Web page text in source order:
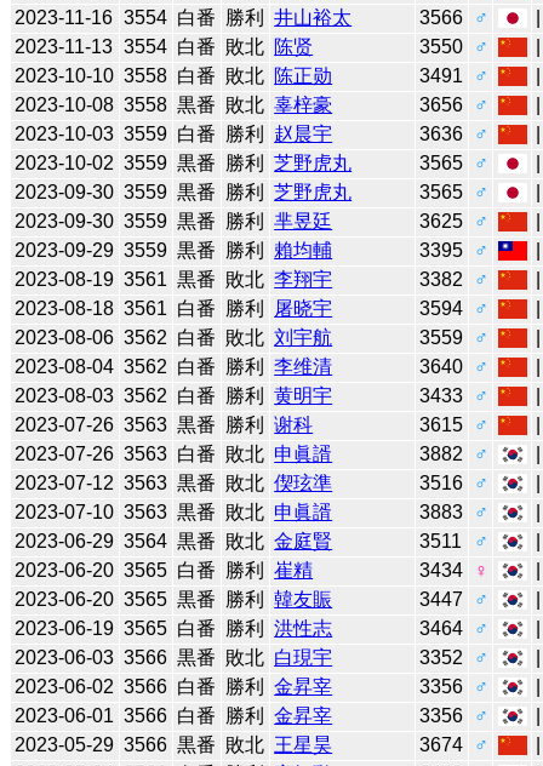
2023-11-16 3554 白番 勝利 井山裕太 3566 ♂
2023-11-13 3554 白番 敗北 陈贤 3550 ♂
2023-10-10 3558 白番 敗北 陈正勋 3491 ♂
2023-10-08 3558 黒番 敗北 辜梓豪 3656 ♂
2023-10-03 3559 白番 勝利 赵晨宇 3636 ♂
2023-10-02 3559 黒番 勝利 芝野虎丸 3565 ♂
2023-09-30 3559 黒番 勝利 芝野虎丸 3565 ♂
2023-09-30 3559 黒番 勝利 芈昱廷 3625 ♂
2023-09-29 3559 黒番 勝利 賴均輔 3395 ♂
2023-08-19 3561 黒番 敗北 李翔宇 3382 ♂
2023-08-18 3561 白番 勝利 屠晓宇 3594 ♂
2023-08-06 3562 白番 敗北 刘宇航 3559 ♂
2023-08-04 3562 白番 勝利 李维清 3640 ♂
2023-08-03 3562 白番 勝利 黄明宇 3433 ♂
2023-07-26 3563 黒番 勝利 谢科 3615 ♂
2023-07-26 3563 白番 敗北 申眞諝 3882 ♂
2023-07-12 3563 黒番 敗北 偰玹準 3516 ♂
2023-07-10 3563 黒番 敗北 申眞諝 3883 ♂
2023-06-29 3564 黒番 敗北 金庭賢 3511 ♂
2023-06-20 3565 白番 勝利 崔精 3434 ♀
2023-06-20 3565 黒番 勝利 韓友賑 3447 ♂
2023-06-19 3565 白番 勝利 洪性志 3464 ♂
2023-06-03 3566 黒番 敗北 白現宇 3352 ♂
2023-06-02 3566 白番 勝利 金昇宰 3356 ♂
2023-06-01 3566 白番 勝利 金昇宰 3356 ♂
2023-05-29 3566 黒番 敗北 王星昊 3674 ♂